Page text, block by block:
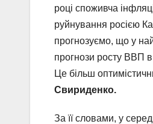
році споживча
руйнування росією
прогнозуємо, що у
прогнози росту ВВП
Це більш
Свириденко.
За її словами, у